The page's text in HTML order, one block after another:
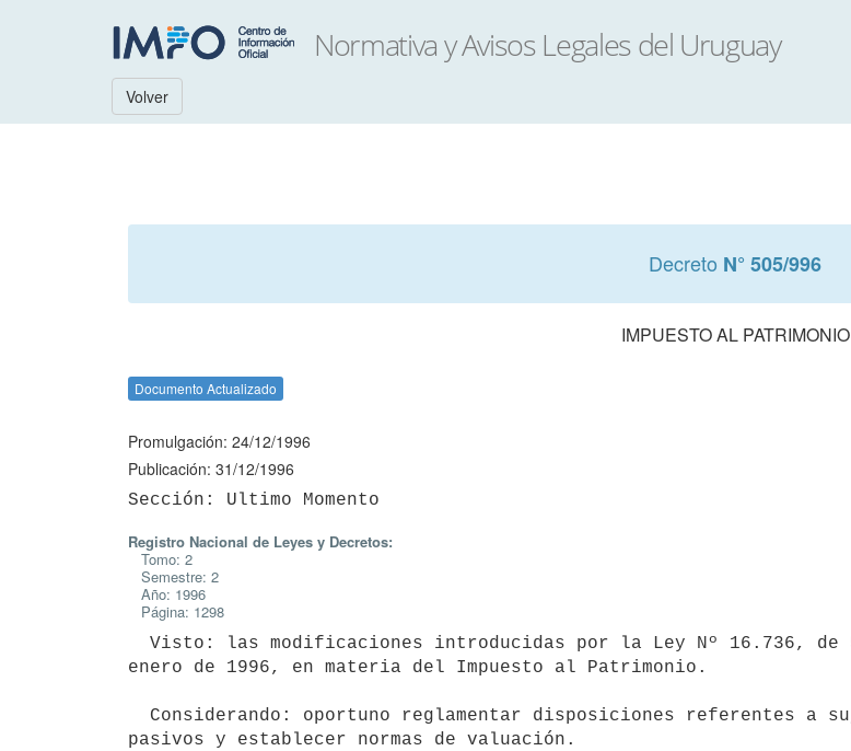
Volver
Decreto N° 505/996
IMPUESTO AL PATRIMONIO
Documento Actualizado
Promulgación: 24/12/1996
Publicación: 31/12/1996
Registro Nacional de Leyes y Decretos:
Tomo: 2
Semestre: 2
Año: 1996
Página: 1298
enero de 1996, en materia del Impuesto al Patrimonio.
pasivos y establecer normas de valuación.